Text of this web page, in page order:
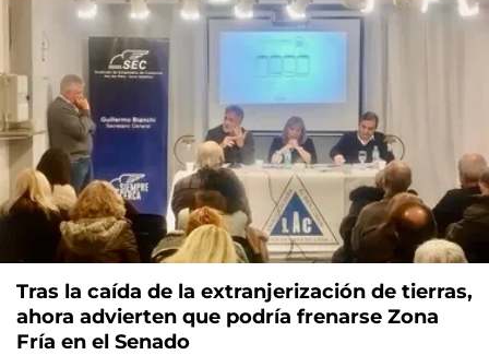
Tras la caída de la extranjerización de tierras,
ahora advierten que podría frenarse Zona
Fría en el Senado